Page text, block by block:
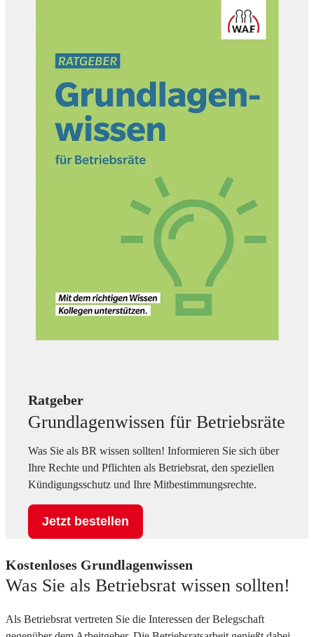
Ratgeber
Grundlagenwissen für Betriebsräte
Was Sie als BR wissen sollten! Informieren Sie sich über
Ihre Rechte und Pflichten als Betriebsrat, den speziellen
Kündigungsschutz und Ihre Mitbestimmungsrechte.
Jetzt bestellen
Kostenloses Grundlagenwissen
Was Sie als Betriebsrat wissen sollten!
Als Betriebsrat vertreten Sie die Interessen der Belegschaft